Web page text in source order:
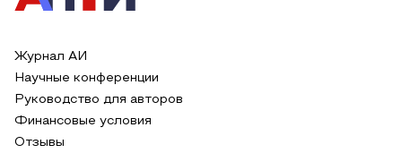
Журнал АИ
Научные конференции
Руководство для авторов
Финансовые условия
Отзывы